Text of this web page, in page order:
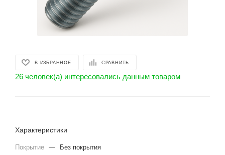
В ИЗБРАННОЕ СРАВНИТЬ
26 человек(а) интересовались данным товаром
Характеристики
Покрытие —
Без покрытия